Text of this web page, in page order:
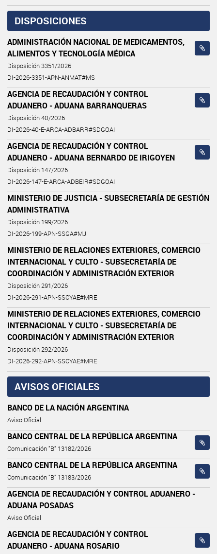
DISPOSICIONES
ADMINISTRACIÓN NACIONAL DE MEDICAMENTOS,
ALIMENTOS Y TECNOLOGÍA MÉDICA
Disposición 3351/2026
DI-2026-3351-APN-ANMAT#MS
AGENCIA DE RECAUDACIÓN Y CONTROL
ADUANERO - ADUANA BARRANQUERAS
Disposición 40/2026
DI-2026-40-E-ARCA-ADBARR#SDGOAI
AGENCIA DE RECAUDACIÓN Y CONTROL
ADUANERO - ADUANA BERNARDO DE IRIGOYEN
Disposición 147/2026
DI-2026-147-E-ARCA-ADBEIR#SDGOAI
MINISTERIO DE JUSTICIA - SUBSECRETARÍA DE GESTIÓN
ADMINISTRATIVA
Disposición 199/2026
DI-2026-199-APN-SSGA#MJ
MINISTERIO DE RELACIONES EXTERIORES, COMERCIO
INTERNACIONAL Y CULTO - SUBSECRETARÍA DE
COORDINACIÓN Y ADMINISTRACIÓN EXTERIOR
Disposición 291/2026
DI-2026-291-APN-SSCYAE#MRE
MINISTERIO DE RELACIONES EXTERIORES, COMERCIO
INTERNACIONAL Y CULTO - SUBSECRETARÍA DE
COORDINACIÓN Y ADMINISTRACIÓN EXTERIOR
Disposición 292/2026
DI-2026-292-APN-SSCYAE#MRE
AVISOS OFICIALES
BANCO DE LA NACIÓN ARGENTINA
Aviso Oficial
BANCO CENTRAL DE LA REPÚBLICA ARGENTINA
Comunicación "B" 13182/2026
BANCO CENTRAL DE LA REPÚBLICA ARGENTINA
Comunicación "B" 13183/2026
AGENCIA DE RECAUDACIÓN Y CONTROL ADUANERO -
ADUANA POSADAS
Aviso Oficial
AGENCIA DE RECAUDACIÓN Y CONTROL
ADUANERO - ADUANA ROSARIO